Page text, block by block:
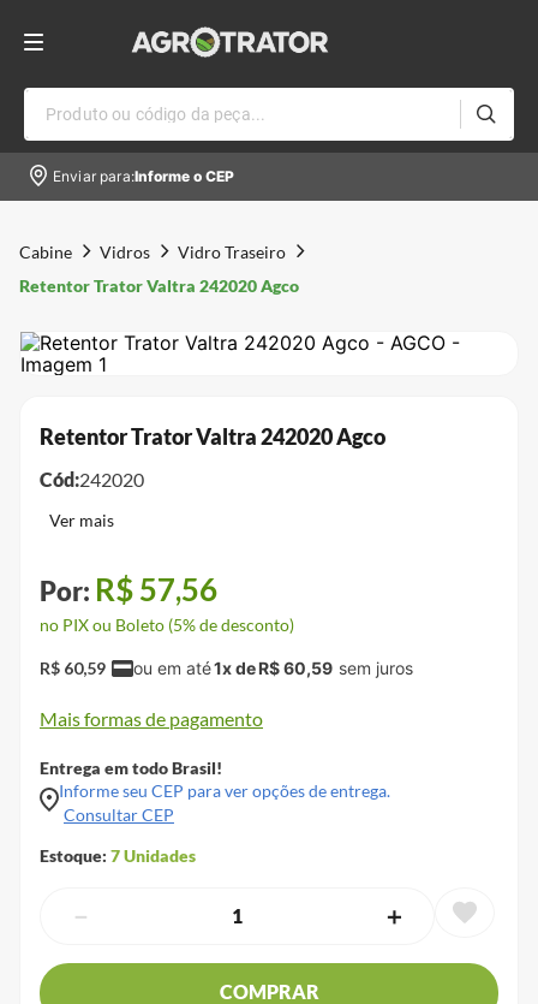
Produto ou código da peça...
Enviar para:Informe o CEP
Cabine Vidros
Vidro Traseiro
Retentor Trator Valtra 242020 Agco
Retentor Trator Valtra 242020 Agco
Cód:242020
R$57,56
no PIX ou Boleto (5% de desconto)
R$ 60,59 1x deR$60,59
Mais formas de pagamento
Entrega em todo Brasil!
Informe seu CEP para ver opções de entrega.
Consultar CEP
Estoque: 7Unidades
＋
－
COMPRAR